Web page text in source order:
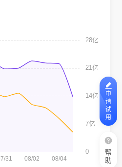
申
请
试
用
帮
助
看周期内榜单
图表，
现单店查询。